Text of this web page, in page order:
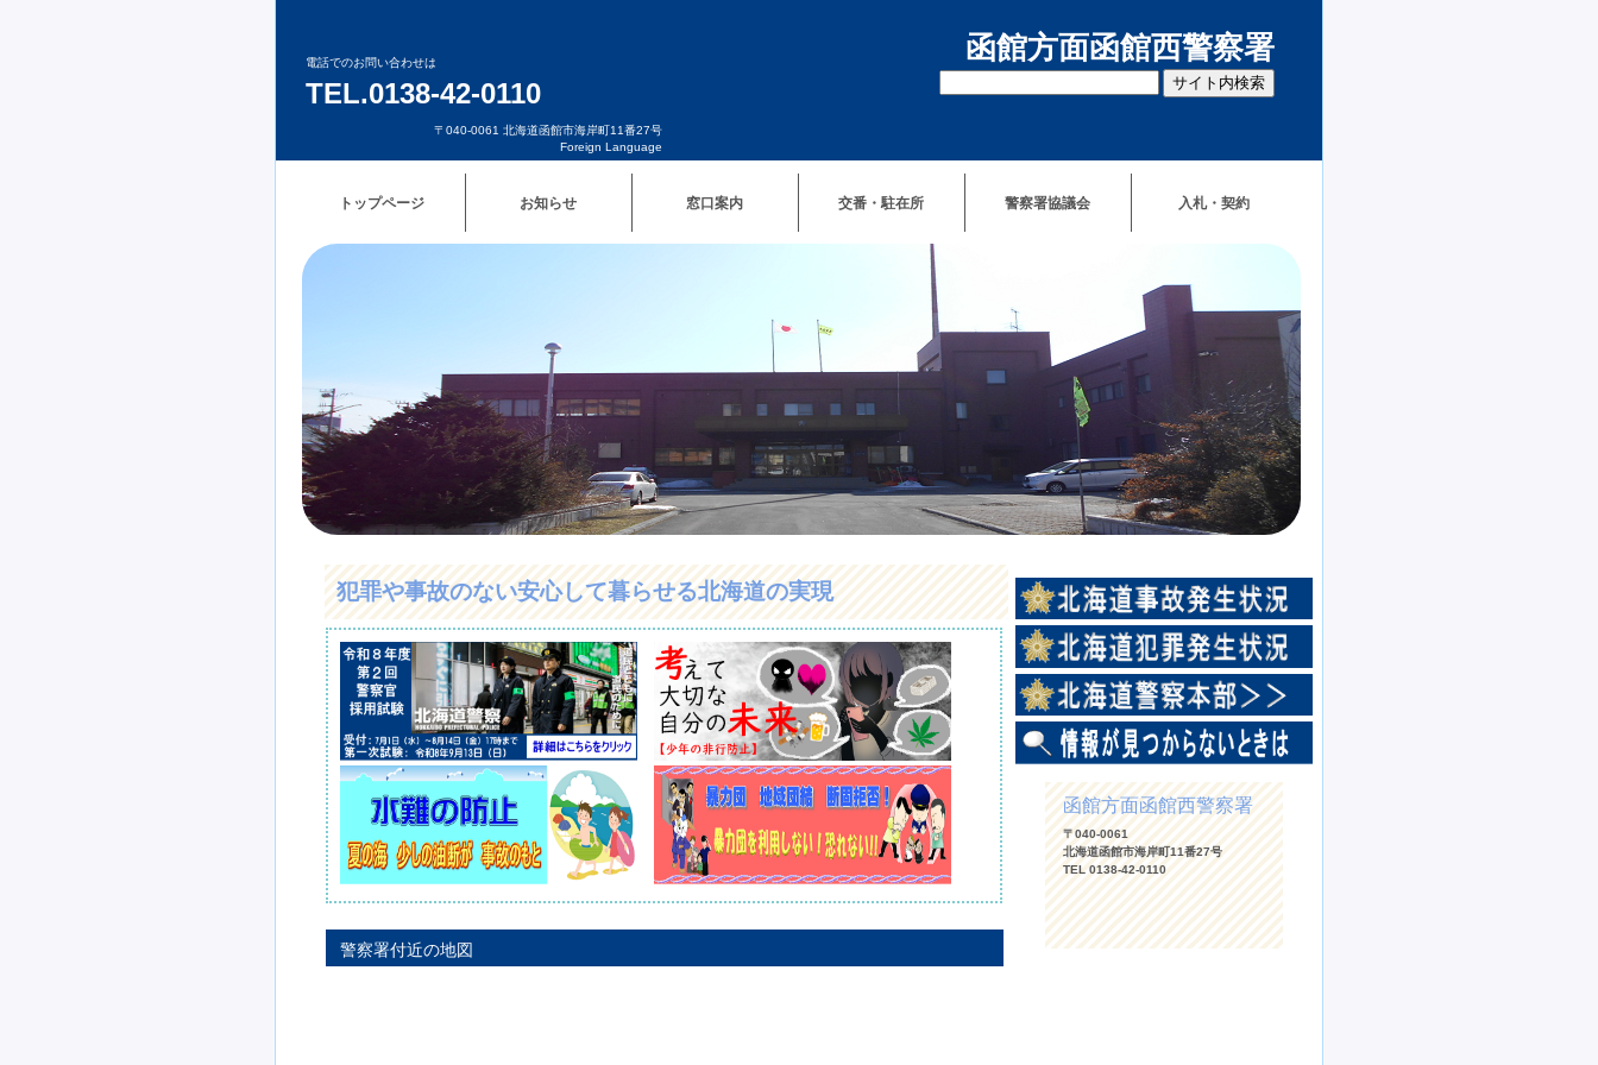
函館方面函館西警察署
電話でのお問い合わせは
TEL.0138-42-0110
〒040-0061 北海道函館市海岸町11番27号
Foreign Language
犯罪や事故のない安心して暮らせる北海道の実現
警察署付近の地図
トップページ お知らせ 窓口案内 交番・駐在所 警察署協議会 入札・契約
函館方面函館西警察署
〒040-0061
北海道函館市海岸町11番27号
TEL 0138-42-0110